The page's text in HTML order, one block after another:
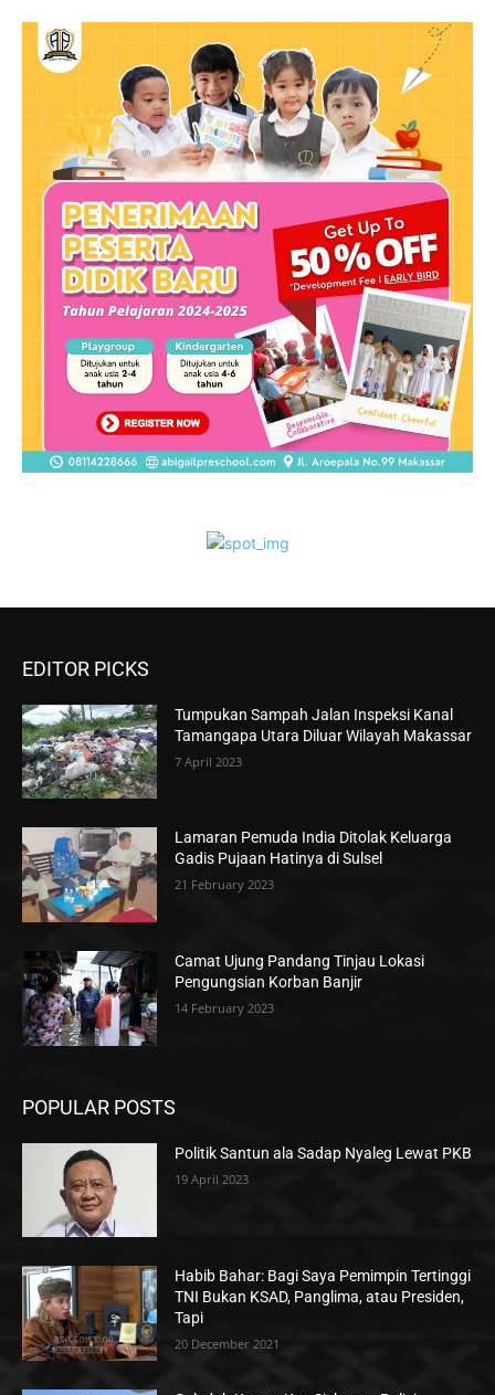
EDITOR PICKS
Tumpukan Sampah Jalan Inspeksi Kanal
Tamangapa Utara Diluar Wilayah Makassar
7 April 2023
Lamaran Pemuda India Ditolak Keluarga
Gadis Pujaan Hatinya di Sulsel
21 February 2023
Camat Ujung Pandang Tinjau Lokasi
Pengungsian Korban Banjir
14 February 2023
POPULAR POSTS
Politik Santun ala Sadap Nyaleg Lewat PKB
19 April 2023
Habib Bahar: Bagi Saya Pemimpin Tertinggi
TNI Bukan KSAD, Panglima, atau Presiden,
Tapi
20 December 2021